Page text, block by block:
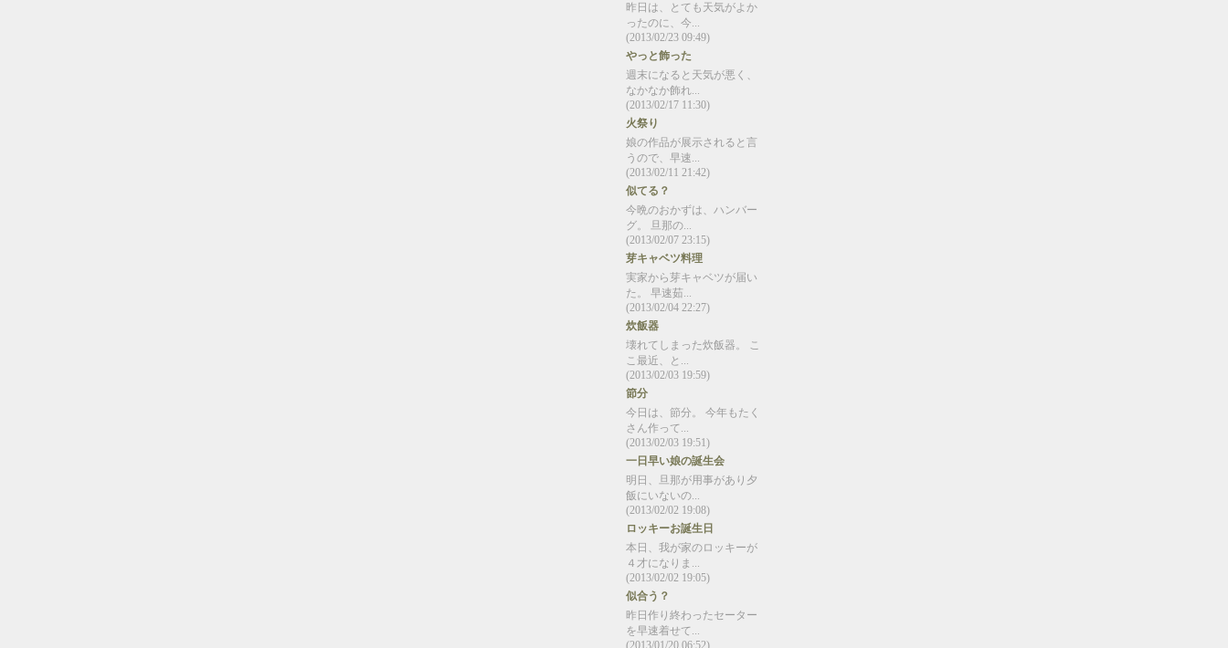
昨日は、とても天気がよか
ったのに、今...
(2013/02/23 09:49)
やっと飾った
週末になると天気が悪く、
なかなか飾れ...
(2013/02/17 11:30)
火祭り
娘の作品が展示されると言
うので、早速...
(2013/02/11 21:42)
似てる？
今晩のおかずは、ハンバー
グ。 旦那の...
(2013/02/07 23:15)
芽キャベツ料理
実家から芽キャベツが届い
た。 早速茹...
(2013/02/04 22:27)
炊飯器
壊れてしまった炊飯器。 こ
こ最近、と...
(2013/02/03 19:59)
節分
今日は、節分。 今年もたく
さん作って...
(2013/02/03 19:51)
一日早い娘の誕生会
明日、旦那が用事があり夕
飯にいないの...
(2013/02/02 19:08)
ロッキーお誕生日
本日、我が家のロッキーが
４才になりま...
(2013/02/02 19:05)
似合う？
昨日作り終わったセーター
を早速着せて...
(2013/01/20 06:52)